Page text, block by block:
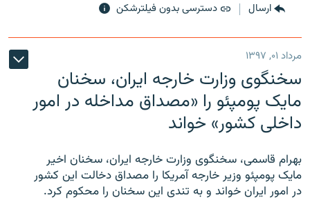
ارسال دسترسی بدون فیلترشکن
مرداد ۰۱, ۱۳۹۷
سخنگوی وزارت خارجه ایران، سخنان
مایک پومپئو را «مصداق مداخله در امور
داخلی کشور» خواند
بهرام قاسمی، سخنگوی وزارت خارجه ایران، سخنان اخیر
مایک پومپئو وزیر خارجه آمریکا را مصداق دخالت این کشور
در امور ایران خواند و به تندی این سخنان را محکوم کرد.